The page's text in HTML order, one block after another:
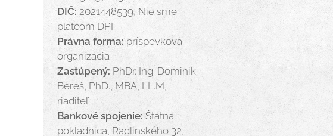
DIČ: 2021448539, Nie sme
platcom DPH
Právna forma:príspevková
organizácia
Zastúpený:PhDr. Ing. Dominik
Béreš, PhD., MBA, LL.M,
riaditeľ
Bankové spojenie: Štátna
pokladnica, Radlinského 32,